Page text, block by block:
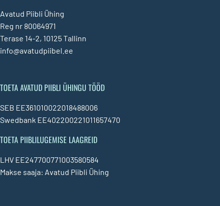
Avatud Piibli Ühing
Reg nr 80064971
Terase 14-2, 10125 Tallinn
info@avatudpiibel.ee
TOETA AVATUD PIIBLI ÜHINGU TÖÖD
SEB EE361010022018488006
Swedbank EE402200221011657470
TOETA PIIBLILUGEMISE LAAGREID
LHV EE247700771003580584
Makse saaja: Avatud Piibli Ühing